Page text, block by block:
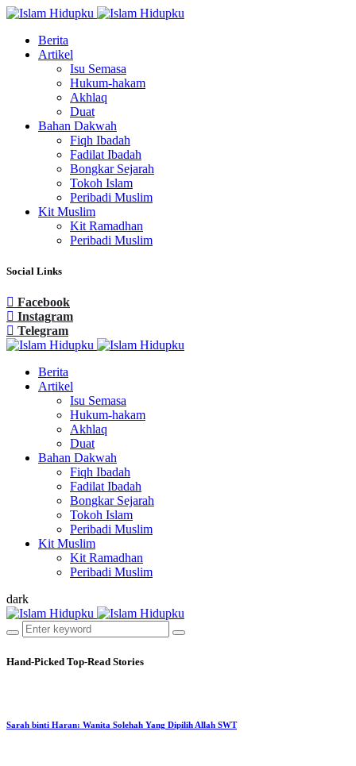
Berita
Artikel
Isu Semasa
Hukum-hakam
Akhlaq
Duat
Bahan Dakwah
Fiqh Ibadah
Fadilat Ibadah
Bongkar Sejarah
Tokoh Islam
Peribadi Muslim
Kit Muslim
Kit Ramadhan
Peribadi Muslim
Social Links
Facebook
Instagram
Telegram
Berita
Artikel
Isu Semasa
Hukum-hakam
Akhlaq
Duat
Bahan Dakwah
Fiqh Ibadah
Fadilat Ibadah
Bongkar Sejarah
Tokoh Islam
Peribadi Muslim
Kit Muslim
Kit Ramadhan
Peribadi Muslim
dark
Hand-Picked Top-Read Stories
Sarah binti Haran: Wanita Solehah Yang Dipilih Allah SWT